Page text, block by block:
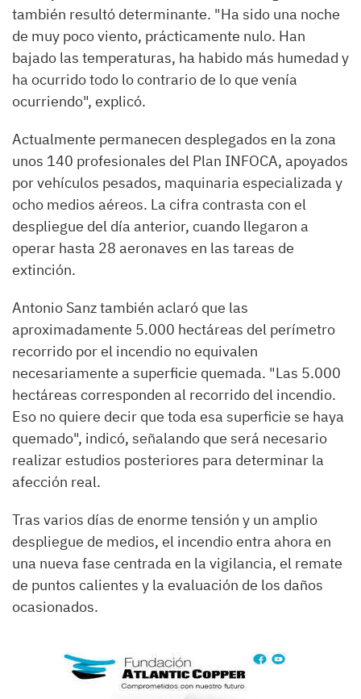
también resultó determinante. "Ha sido una noche
de muy poco viento, prácticamente nulo. Han
bajado las temperaturas, ha habido más humedad y
ha ocurrido todo lo contrario de lo que venía
ocurriendo", explicó.
Actualmente permanecen desplegados en la zona
unos 140 profesionales del Plan INFOCA, apoyados
por vehículos pesados, maquinaria especializada y
ocho medios aéreos. La cifra contrasta con el
despliegue del día anterior, cuando llegaron a
operar hasta 28 aeronaves en las tareas de
extinción.
Antonio Sanz también aclaró que las
aproximadamente 5.000 hectáreas del perímetro
recorrido por el incendio no equivalen
necesariamente a superficie quemada. "Las 5.000
hectáreas corresponden al recorrido del incendio.
Eso no quiere decir que toda esa superficie se haya
quemado", indicó, señalando que será necesario
realizar estudios posteriores para determinar la
afección real.
Tras varios días de enorme tensión y un amplio
despliegue de medios, el incendio entra ahora en
una nueva fase centrada en la vigilancia, el remate
de puntos calientes y la evaluación de los daños
ocasionados.